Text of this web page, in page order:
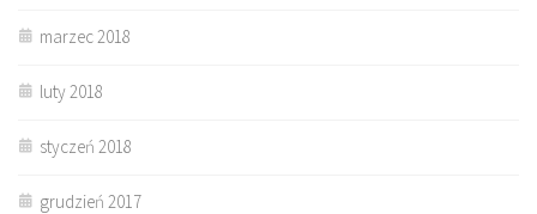
marzec 2018
luty 2018
styczeń 2018
grudzień 2017